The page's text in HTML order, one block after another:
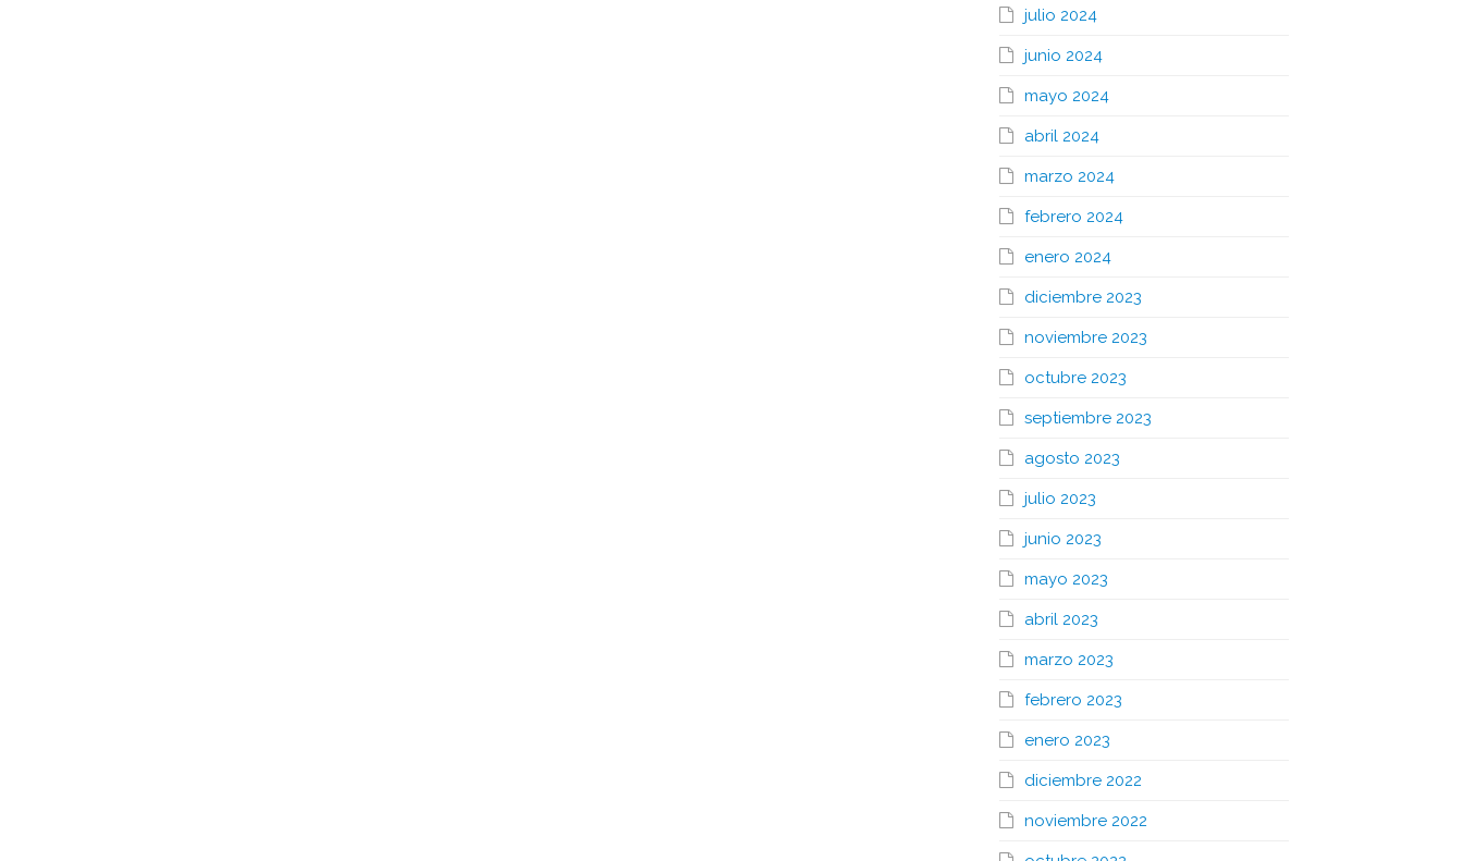
julio 2024
junio 2024
mayo 2024
abril 2024
marzo 2024
febrero 2024
enero 2024
diciembre 2023
noviembre 2023
octubre 2023
septiembre 2023
agosto 2023
julio 2023
junio 2023
mayo 2023
abril 2023
marzo 2023
febrero 2023
enero 2023
diciembre 2022
noviembre 2022